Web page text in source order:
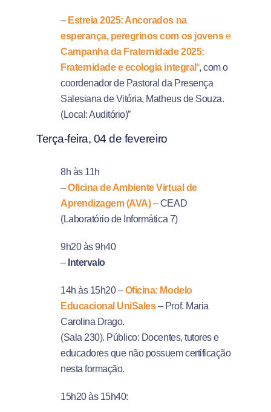
– Estreia 2025: Ancorados na
esperança, peregrinos com os jovense
Campanha da Fraternidade 2025:
Fraternidade e ecologia integral“, com o
coordenador de Pastoral da Presença
Salesiana de Vitória, Matheus de Souza.
(Local: Auditório)”
Terça-feira, 04 de fevereiro
8h às 11h
–Oficina de Ambiente Virtual de
Aprendizagem (AVA) – CEAD
(Laboratório de Informática 7)
9h20 às 9h40
– Intervalo
14h às 15h20 – Oficina: Modelo
Educacional UniSales– Prof. Maria
Carolina Drago.
(Sala 230). Público: Docentes, tutores e
educadores que não possuem certificação
nesta formação.
15h20 às 15h40: